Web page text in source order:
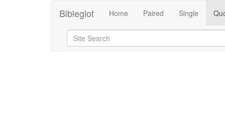
Bibleglot Home Paired Single